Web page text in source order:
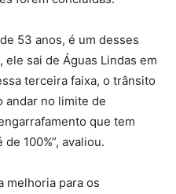
53 anos, é um desses
sai de Águas Lindas em
terceira faixa, o trânsito
andar no limite de
que tem
100%”, avaliou.
melhoria para os